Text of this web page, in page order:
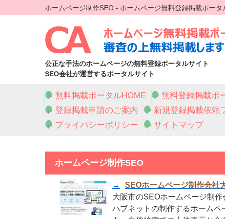
ホームページ制作SEO - ホームページ無料登録掲載ポータ
公正な手法のホームページの無料登録ポータルサイト
SEO会社が運営するポータルサイト
無料掲載ポータルHOME 無料登録掲載ポ
登録掲載申請のご案内
新規登録掲載依頼
プライバシーポリシー
サイトマップ
ホームページ制作SEO
→
SEOホームページ制作会社
大阪市のSEOホームページ制
ハブネットの制作するホーム